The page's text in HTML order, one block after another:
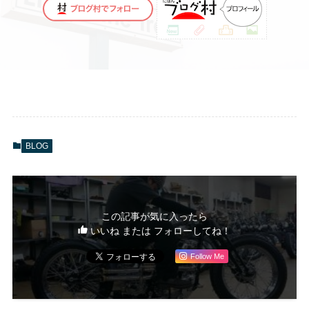
BLOG
この記事が気に入ったら
いいね または フォローしてね！
Follow Me